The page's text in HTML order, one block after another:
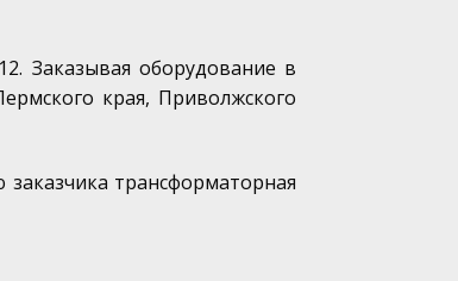
Заказывая оборудование в
края, Приволжского
трансформаторная